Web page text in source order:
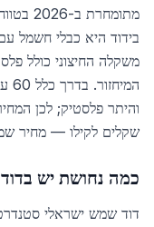
משקלה החיצוני כולל
שקלים לקילו — מחיר
כמה נחושת יש